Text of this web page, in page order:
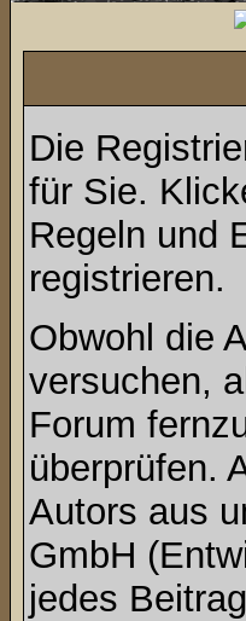
Die
für Sie.
Regeln und
registrieren.
Obwohl die
versuchen,
Forum
überprüfen.
Autors aus
GmbH
jedes